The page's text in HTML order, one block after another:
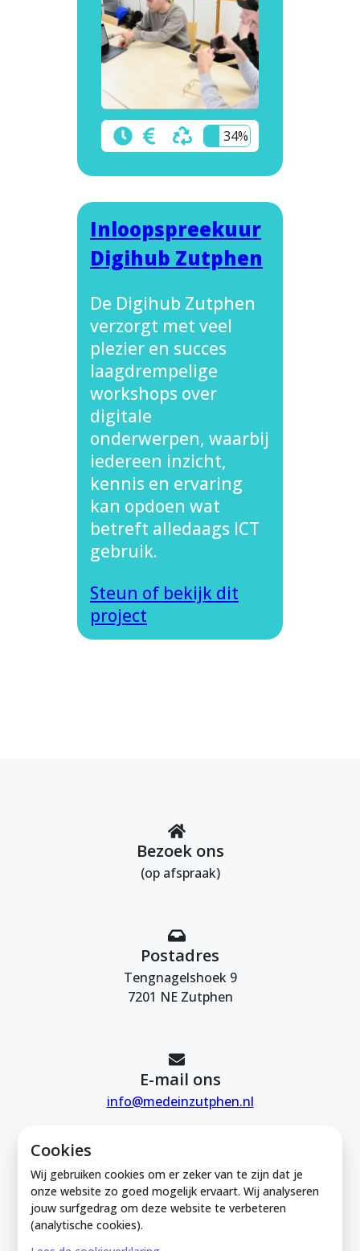
Cookies
Wij gebruiken cookies om er zeker van te zijn dat je
onze website zo goed mogelijk ervaart. Wij analyseren
jouw surfgedrag om deze website te verbeteren
(analytische cookies).
34%
Inloopspreekuur
Digihub Zutphen
De Digihub Zutphen
verzorgt met veel
plezier en succes
laagdrempelige
workshops over
digitale
onderwerpen, waarbij
iedereen inzicht,
kennis en ervaring
kan opdoen wat
betreft alledaags ICT
gebruik.
Steun of bekijk dit
project
Bezoek ons
(op afspraak)
Postadres
Tengnagelshoek 9
7201 NE Zutphen
E-mail ons
info@medeinzutphen.nl
Mede in Zutphen is onderdeel van de
Zutphense Uitdaging. KVK Zutphense